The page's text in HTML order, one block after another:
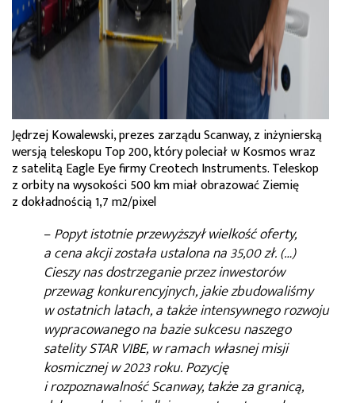
Jędrzej Kowalewski, prezes zarządu Scanway, z inżynierską
wersją teleskopu Top 200, który poleciał w Kosmos wraz
z satelitą Eagle Eye firmy Creotech Instruments. Teleskop
z orbity na wysokości 500 km miał obrazować Ziemię
z dokładnością 1,7 m2/pixel
–Popyt istotnie przewyższył wielkość oferty,
a cena akcji została ustalona na 35,00 zł. (…)
Cieszy nas dostrzeganie przez inwestorów
przewag konkurencyjnych, jakie zbudowaliśmy
w ostatnich latach, a także intensywnego rozwoju
wypracowanego na bazie sukcesu naszego
satelity STAR VIBE, w ramach własnej misji
kosmicznej w 2023 roku. Pozycję
i rozpoznawalność Scanway, także za granicą,